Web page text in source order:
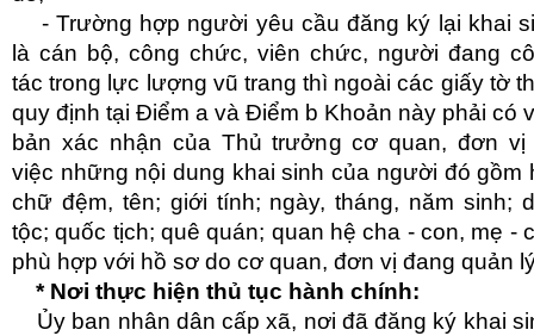
- Trường hợp người yêu cầu đăng ký lại khai
là cán bộ, công chức, viên chức, người đang
tác trong lực lượng vũ trang thì ngoài các giấy tờ
quy định tại Điểm a và Điểm b Khoản này phải có
bản xác nhận của Thủ trưởng cơ quan, đơn vị
việc những nội dung khai sinh của người đó gồm
chữ đệm, tên; giới tính; ngày, tháng, năm sinh;
tộc; quốc tịch; quê quán; quan hệ cha - con, mẹ -
phù hợp với hồ sơ do cơ quan, đơn vị đang quản
* Nơi thực hiện thủ tục hành chính:
Ủy ban nhân dân cấp xã, nơi đã đăng ký khai